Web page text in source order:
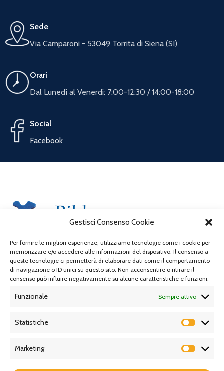
Gestisci Consenso Cookie
Per fornire le migliori esperienze, utilizziamo tecnologie come i cookie per
memorizzare e/o accedere alle informazioni del dispositivo. Il consenso a
queste tecnologie ci permetterà di elaborare dati come il comportamento
di navigazione o ID unici su questo sito. Non acconsentire o ritirare il
consenso può influire negativamente su alcune caratteristiche e funzioni.
Funzionale Sempre attivo
Statistiche
Marketing
Sede
Via Camparoni - 53049 Torrita di Siena (SI)
Orari
Dal Lunedì al Venerdi: 7:00-12:30 / 14:00-18:00
Social
Facebook
LINK UTILI: